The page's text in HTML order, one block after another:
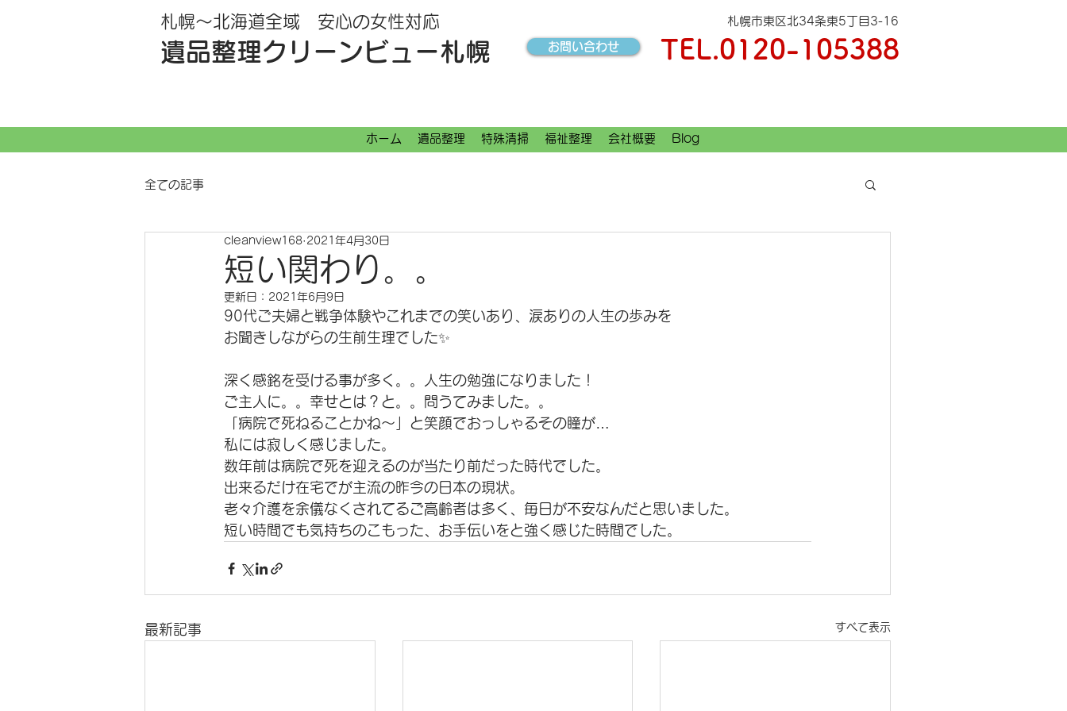
遺品整理クリーンビュー札幌
札幌～北海道全域 安心の女性対応 札幌市東区北34条東5丁目3-16
お問い合わせ TEL.0120-105388
ホーム 遺品整理 特殊清掃 福祉整理 会社概要 Blog
全ての記事
短い関わり。。
cleanview168 2021年4月30日
更新日： 2021年6月9日
90代ご夫婦と戦争体験やこれまでの笑いあり、涙ありの人生の歩みを
お聞きしながらの生前生理でした✨
深く感銘を受ける事が多く。。人生の勉強になりました！
ご主人に。。幸せとは？と。。問うてみました。。
「病院で死ねることかね〜」と笑顔でおっしゃるその瞳が…
私には寂しく感じました。
数年前は病院で死を迎えるのが当たり前だった時代でした。
出来るだけ在宅でが主流の昨今の日本の現状。
老々介護を余儀なくされてるご高齢者は多く、毎日が不安なんだと思いました。
短い時間でも気持ちのこもった、お手伝いをと強く感じた時間でした。
最新記事 すべて表示